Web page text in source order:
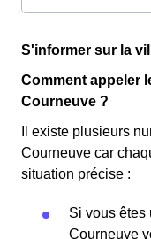
S'informer sur la
Comment appeler
Courneuve ?
Il existe plusieurs
Courneuve car
situation précise :
Si vous êtes
Courneuve